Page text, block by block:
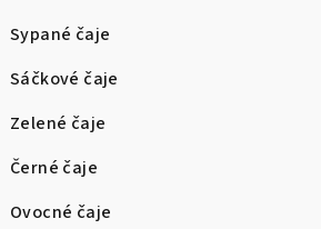
Sypané čaje
Sáčkové čaje
Zelené čaje
Černé čaje
Ovocné čaje